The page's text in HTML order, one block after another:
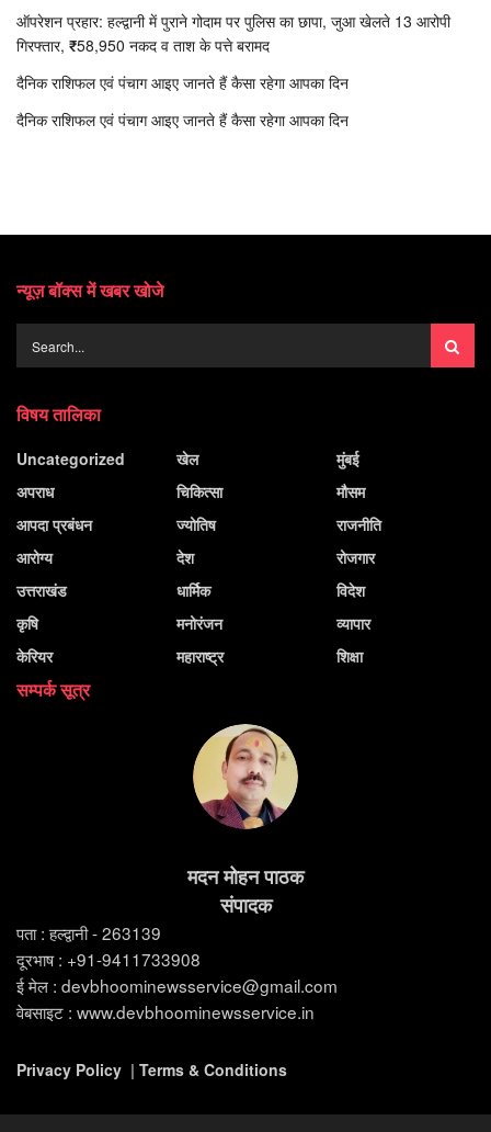
ऑपरेशन प्रहार: हल्द्वानी में पुराने गोदाम पर पुलिस का छापा, जुआ खेलते 13 आरोपी
गिरफ्तार, ₹58,950 नकद व ताश के पत्ते बरामद
दैनिक राशिफल एवं पंचाग आइए जानते हैं कैसा रहेगा आपका दिन
दैनिक राशिफल एवं पंचाग आइए जानते हैं कैसा रहेगा आपका दिन
न्यूज़ बॉक्स में खबर खोजे
विषय तालिका
Uncategorized
अपराध
आपदा प्रबंधन
आरोग्य
उत्तराखंड
कृषि
केरियर
खेल
चिकित्सा
ज्योतिष
देश
धार्मिक
मनोरंजन
महाराष्ट्र
मुंबई
मौसम
राजनीति
रोजगार
विदेश
व्यापार
शिक्षा
सम्पर्क सूत्र
मदन मोहन पाठक
संपादक
पता : हल्द्वानी - 263139
दूरभाष : +91-9411733908
ई मेल : devbhoominewsservice@gmail.com
वेबसाइट : www.devbhoominewsservice.in
Privacy Policy | Terms & Conditions